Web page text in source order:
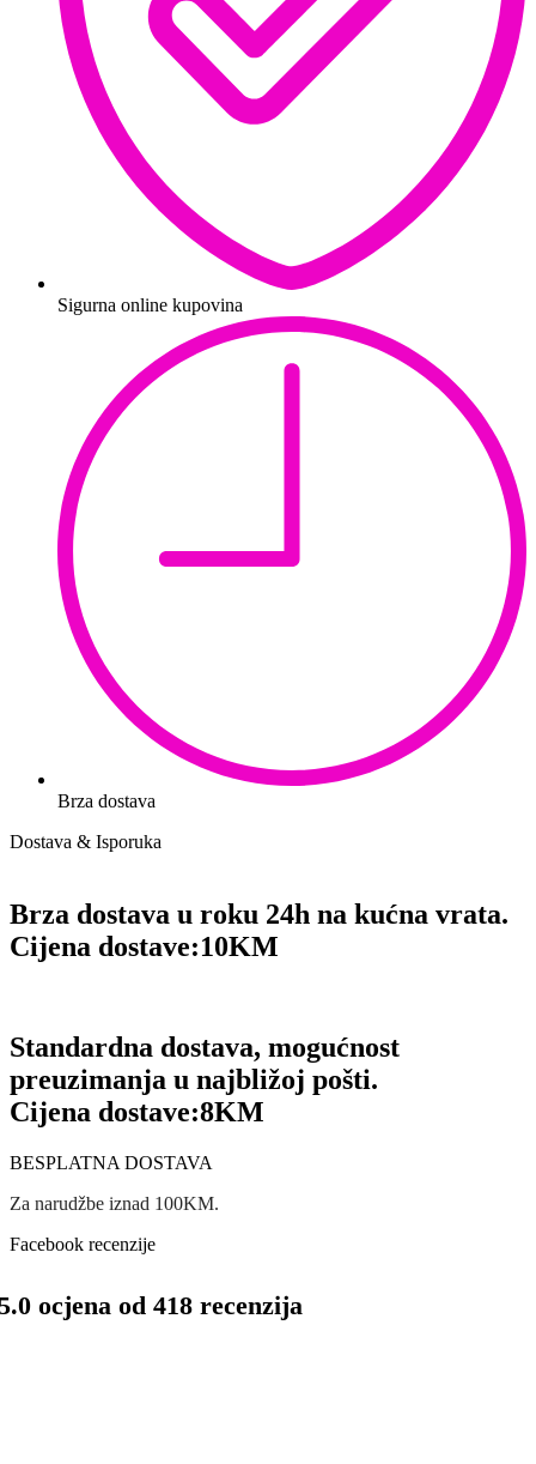
Sigurna online kupovina
Brza dostava
Dostava & Isporuka
Brza dostava u roku 24h na kućna vrata.
Cijena dostave:10KM
Standardna dostava, mogućnost
preuzimanja u najbližoj pošti.
Cijena dostave:8KM
BESPLATNA DOSTAVA
Za narudžbe iznad 100KM.
Facebook recenzije
ocjena od 418 recenzija